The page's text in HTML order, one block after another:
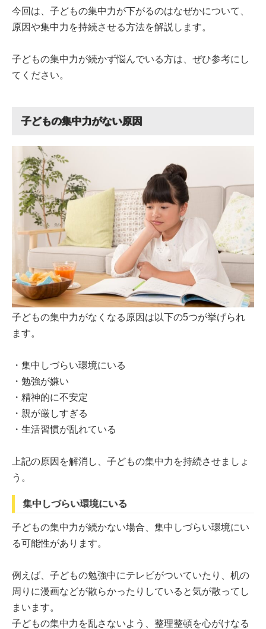
今回は、子どもの集中力が下がるのはなぜかについて、
原因や集中力を持続させる方法を解説します。
子どもの集中力が続かず悩んでいる方は、ぜひ参考にし
てください。
子どもの集中力がない原因
子どもの集中力がなくなる原因は以下の5つが挙げられ
ます。
・集中しづらい環境にいる
・勉強が嫌い
・精神的に不安定
・親が厳しすぎる
・生活習慣が乱れている
上記の原因を解消し、子どもの集中力を持続させましょ
う。
集中しづらい環境にいる
子どもの集中力が続かない場合、集中しづらい環境にい
る可能性があります。
例えば、子どもの勉強中にテレビがついていたり、机の
周りに漫画などが散らかったりしていると気が散ってし
まいます。
子どもの集中力を乱さないよう、整理整頓を心がけなる